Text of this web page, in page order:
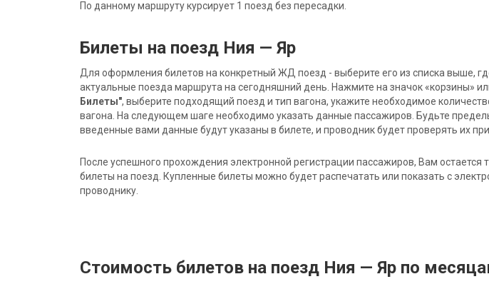
По данному маршруту курсирует 1 поезд без пересадки.
Билеты на поезд Ния — Яр
Для оформления билетов на конкретный ЖД поезд - выберите его из списка выше,
актуальные поезда маршрута на сегодняшний день. Нажмите на значок «корзины»
Билеты", выберите подходящий поезд и тип вагона, укажите необходимое
вагона. На следующем шаге необходимо указать данные пассажиров. Будьте
введенные вами данные будут указаны в билете, и проводник будет проверять их
После успешного прохождения электронной регистрации пассажиров, Вам остается
билеты на поезд. Купленные билеты можно будет распечатать или показать с
проводнику.
Стоимость билетов на поезд Ния — Яр по